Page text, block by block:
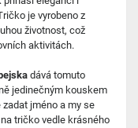
je vyrobeno z
životnost, což
aktivitách.
dává tomuto
jedinečným kouskem
jméno a my se
tričko vedle krásného